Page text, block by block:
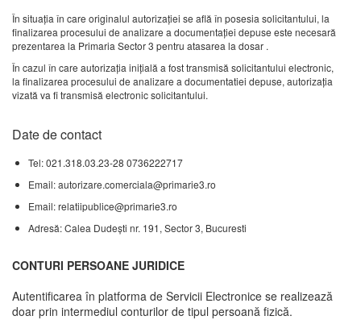
În situaţia în care originalul autorizaţiei se află în posesia solicitantului, la
finalizarea procesului de analizare a documentaţiei depuse este necesară
prezentarea la Primaria Sector 3 pentru atasarea la dosar .
În cazul în care autorizaţia iniţială a fost transmisă solicitantului electronic,
la finalizarea procesului de analizare a documentatiei depuse, autorizaţia
vizată va fi transmisă electronic solicitantului.
Date de contact
Tel: 021.318.03.23-28 0736222717
Email: autorizare.comerciala@primarie3.ro
Email: relatiipublice@primarie3.ro
Adresă: Calea Dudeşti nr. 191, Sector 3, Bucuresti
CONTURI PERSOANE JURIDICE
Autentificarea în platforma de Servicii Electronice se realizează
doar prin intermediul conturilor de tipul persoană fizică.